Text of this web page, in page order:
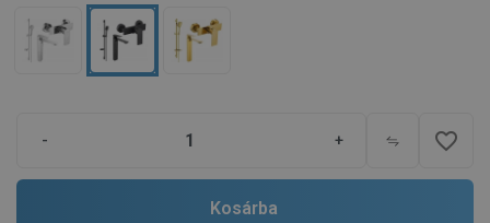
- + favorite_border
Kosárba